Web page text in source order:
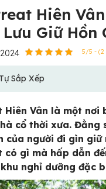
Hiên
Giữ Hồn
5/5 - (2
Sắp Xếp
Hiên Vân là một
cổ thời xưa. Đằng
của người đi gìn
có gì mà hấp dẫn
nghỉ dưỡng đặc